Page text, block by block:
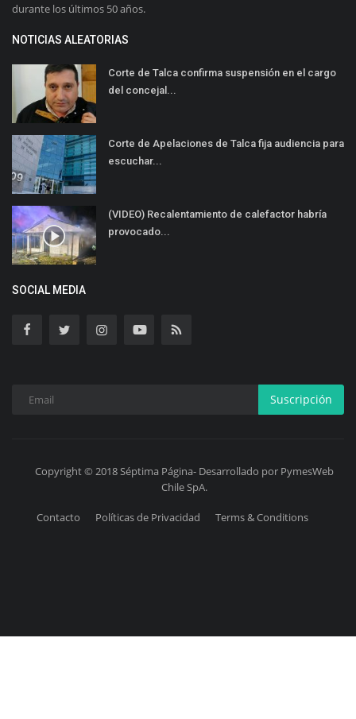
durante los últimos 50 años.
NOTICIAS ALEATORIAS
Corte de Talca confirma suspensión en el cargo
del concejal...
Corte de Apelaciones de Talca fija audiencia para
escuchar...
(VIDEO) Recalentamiento de calefactor habría
provocado...
SOCIAL MEDIA
Suscripción
Copyright © 2018 Séptima Página- Desarrollado por PymesWeb
Chile SpA.
Contacto Políticas de Privacidad Terms & Conditions